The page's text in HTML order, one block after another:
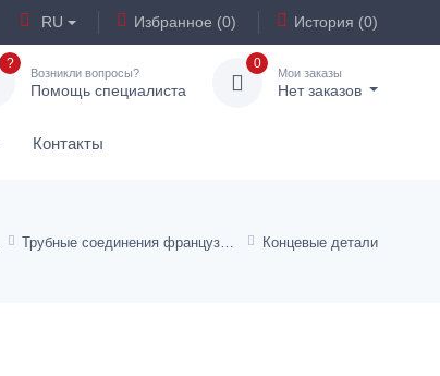
RU Избранное (0) История (0)
?
Возникли вопросы?
Помощь специалиста
0
Мои заказы
Нет заказов
Контакты
Трубные соединения французской серии Концевые детали